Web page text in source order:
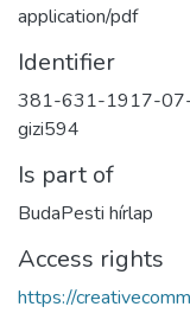
application/pdf
Identifier
381-631-1917-
gizi594
Is part of
BudaPesti hírlap
Access rights
https://